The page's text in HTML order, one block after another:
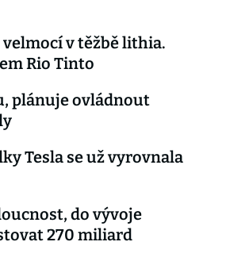
velmocí v těžbě lithia.
Rio Tinto
plánuje ovládnout
Tesla se už vyrovnala
do vývoje
270 miliard